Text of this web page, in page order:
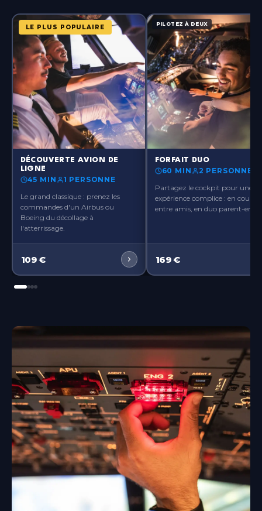
Paris-Bercy
Île-de-France
Paris-Orly
Île-de-France
Paris-Ouest
Île-de-France
Paris-Roissy
Île-de-France
Pau
Nouvelle-Aquitaine
Rennes
Bretagne
Occitanie
LE PLUS POPULAIRE
?>
DÉCOUVERTE AVION DE
LIGNE
45 MIN
1 PERSONNE
Le grand classique : prenez les
commandes d'un Airbus ou
Boeing du décollage à
l'atterrissage.
109€
PILOTEZ À DEUX
?>
FORFAIT DUO
60 MIN
2 PERSONNES
Partagez le cockpit pour une
expérience complice : en couple,
entre amis, en duo parent-
169€